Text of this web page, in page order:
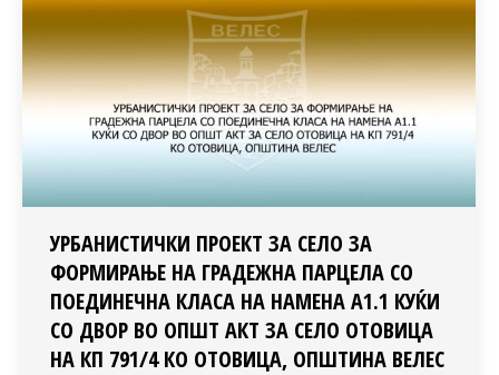
УРБАНИСТИЧКИ ПРОЕКТ ЗА СЕЛО ЗА
ФОРМИРАЊЕ НА ГРАДЕЖНА ПАРЦЕЛА СО
ПОЕДИНЕЧНА КЛАСА НА НАМЕНА А1.1 КУЌИ
СО ДВОР ВО ОПШТ АКТ ЗА СЕЛО ОТОВИЦА
НА КП 791/4 КО ОТОВИЦА, ОПШТИНА ВЕЛЕС